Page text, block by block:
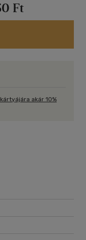
Ft
akár 10%